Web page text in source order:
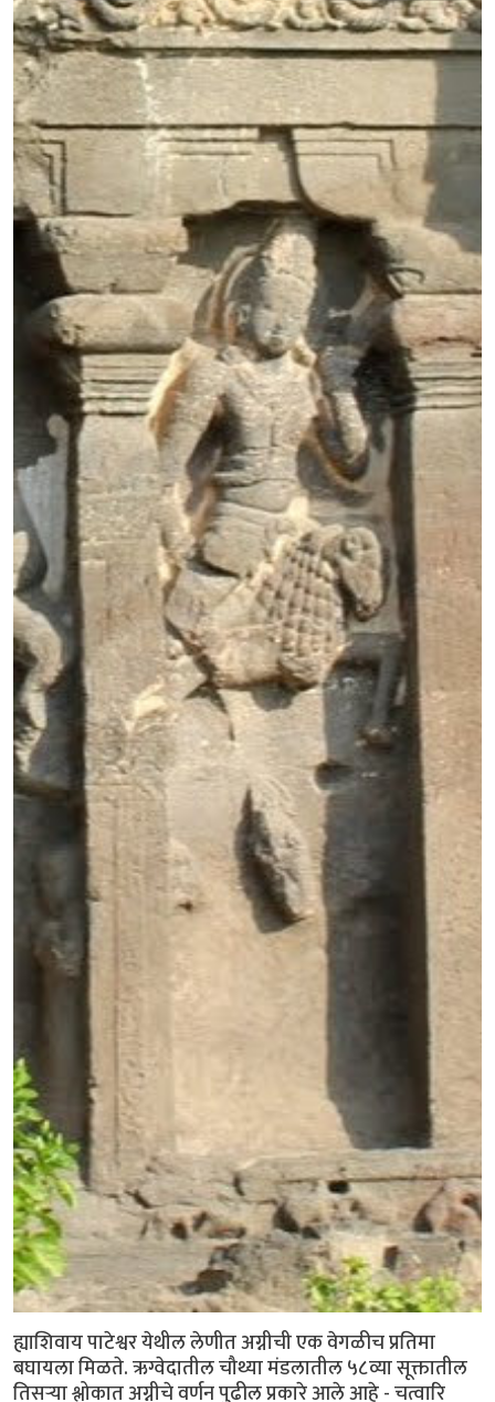
ह्याशिवाय पाटेश्वर येथील लेणीत अग्नीची एक वेगळीच प्रतिमा
बघायला मिळते. ऋग्वेदातील चौथ्या मंडलातील ५८व्या सूक्तातील
तिसर्‍या श्लोकात अग्नीचे वर्णन पुढील प्रकारे आले आहे - चत्वारि